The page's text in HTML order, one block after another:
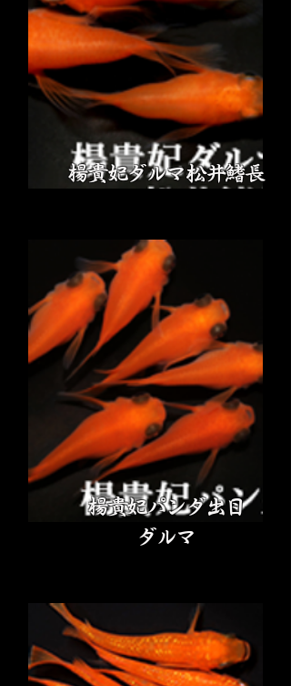
楊貴妃ダルマ松井鰭長
楊貴妃パンダ出目
ダルマ